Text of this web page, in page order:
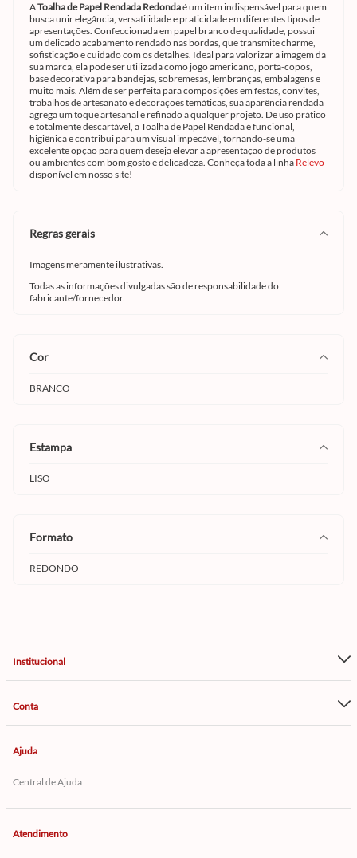
AToalha de Papel Rendada Redondaé um item indispensável para quem
busca unir elegância, versatilidade e praticidade em diferentes tipos de
apresentações. Confeccionada em papel branco de qualidade, possui
um delicado acabamento rendado nas bordas, que transmite charme,
sofisticação e cuidado com os detalhes. Ideal para valorizar a imagem da
sua marca, ela pode ser utilizada como jogo americano, porta-copos,
base decorativa para bandejas, sobremesas, lembranças, embalagens e
muito mais. Além de ser perfeita para composições em festas, convites,
trabalhos de artesanato e decorações temáticas, sua aparência rendada
agrega um toque artesanal e refinado a qualquer projeto. De uso prático
e totalmente descartável, a Toalha de Papel Rendada é funcional,
higiênica e contribui para um visual impecável, tornando-se uma
excelente opção para quem deseja elevar a apresentação de produtos
ou ambientes com bom gosto e delicadeza. Conheça toda a linha Relevo
disponível em nosso site!
regras gerais
Imagens meramente ilustrativas.
Todas as informações divulgadas são de responsabilidade do
fabricante/fornecedor.
cor
BRANCO
estampa
LISO
formato
REDONDO
Institucional
Conta
Ajuda
Central de Ajuda
Atendimento